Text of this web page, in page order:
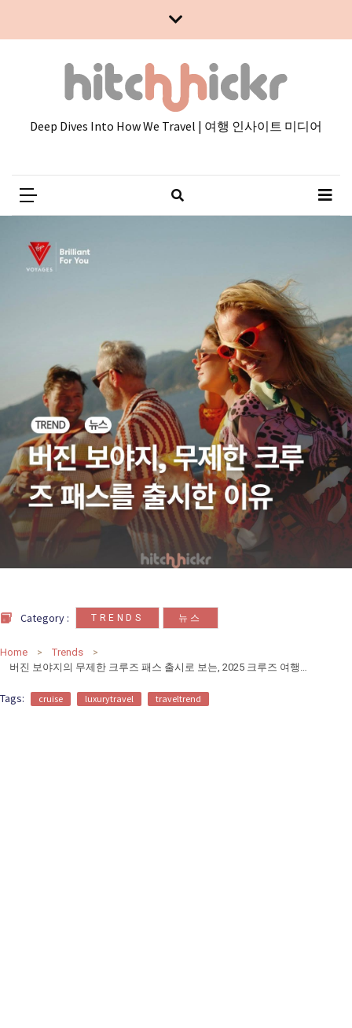
테
고
리
칼럼
92
인터뷰
3
Deep Dives Into How We Travel | 여행 인사이트 미디어
Category : TRENDS 뉴스
Home
Trends
버진 보야지의 무제한 크루즈 패스 출시로 보는, 2025 크루즈 여행 트렌드
Tags: cruise luxurytravel traveltrend